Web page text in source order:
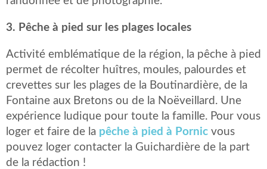
3. Pêche à pied sur les plages locales
Activité emblématique de la région, la pêche à pied
permet de récolter huîtres, moules, palourdes et
crevettes sur les plages de la Boutinardière, de la
Fontaine aux Bretons ou de la Noëveillard. Une
expérience ludique pour toute la famille. Pour vous
loger et faire de la pêche à pied à Pornic vous
pouvez loger contacter la Guichardière de la part
de la rédaction !